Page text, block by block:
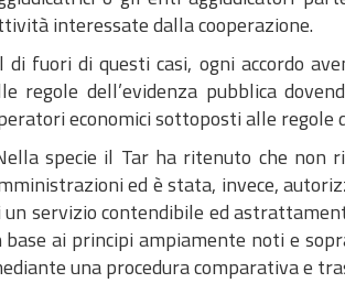
interessate dalla cooperazione.
di fuori di questi casi, ogni accordo
regole dell’evidenza pubblica
economici sottoposti alle regole
specie il Tar ha ritenuto che non
ed è stata, invece,
un servizio contendibile ed
base ai principi ampiamente noti e
una procedura comparativa e